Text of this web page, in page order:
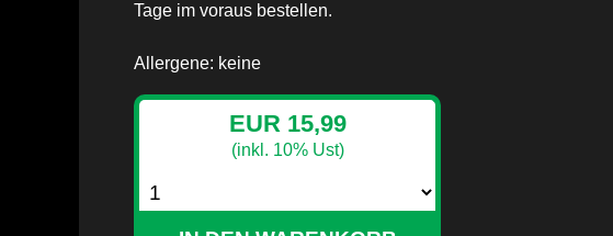
Tage im voraus bestellen.
Allergene: keine
EUR 15,99
(inkl. 10% Ust)